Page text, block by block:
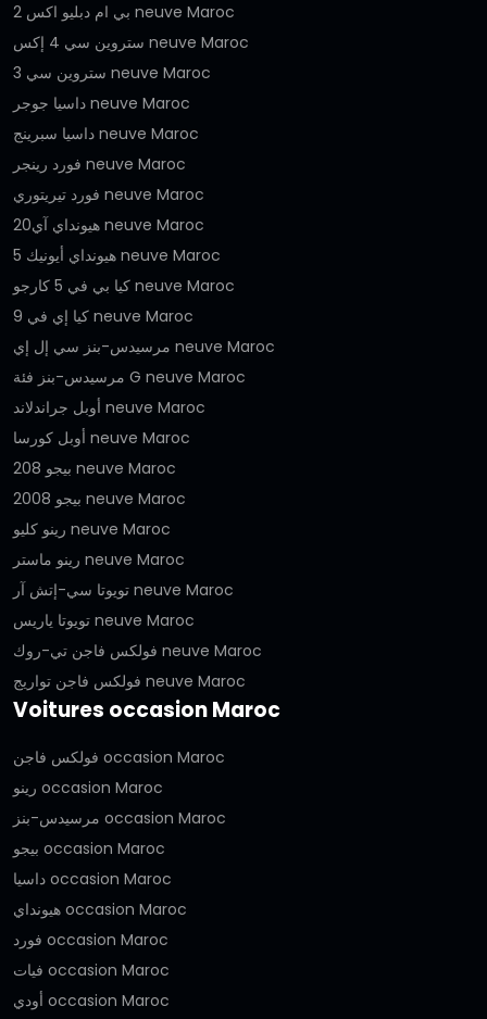
بي ام دبليو اكس 2 neuve Maroc
ستروين سي 4 إكس neuve Maroc
ستروين سي 3 neuve Maroc
داسيا جوجر neuve Maroc
داسيا سبرينج neuve Maroc
فورد رينجر neuve Maroc
فورد تيريتوري neuve Maroc
هيونداي آي20 neuve Maroc
هيونداي أيونيك 5 neuve Maroc
كيا بي في 5 كارجو neuve Maroc
كيا إي في 9 neuve Maroc
مرسيدس-بنز سي إل إي neuve Maroc
مرسيدس-بنز فئة G neuve Maroc
أوبل جراندلاند neuve Maroc
أوبل كورسا neuve Maroc
بيجو 208 neuve Maroc
بيجو 2008 neuve Maroc
رينو كليو neuve Maroc
رينو ماستر neuve Maroc
تويوتا سي-إتش آر neuve Maroc
تويوتا ياريس neuve Maroc
فولكس فاجن تي-روك neuve Maroc
فولكس فاجن تواريج neuve Maroc
Voitures occasion Maroc
فولكس فاجن occasion Maroc
رينو occasion Maroc
مرسيدس-بنز occasion Maroc
بيجو occasion Maroc
داسيا occasion Maroc
هيونداي occasion Maroc
فورد occasion Maroc
فيات occasion Maroc
أودي occasion Maroc